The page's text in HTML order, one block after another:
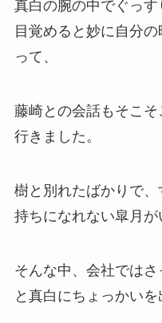
真白の腕の中でぐっ
目覚めると妙に自分
って、
藤崎との会話もそこ
行きました。
樹と別れたばかりで
持ちになれない皐月が
そんな中、会社では
と真白にちょっかいを